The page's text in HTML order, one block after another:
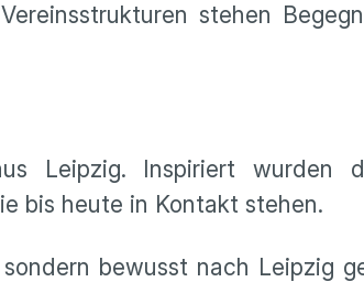
stehen
Leipzig. Inspiriert wurden
bis heute in Kontakt stehen.
bewusst nach Leipzig